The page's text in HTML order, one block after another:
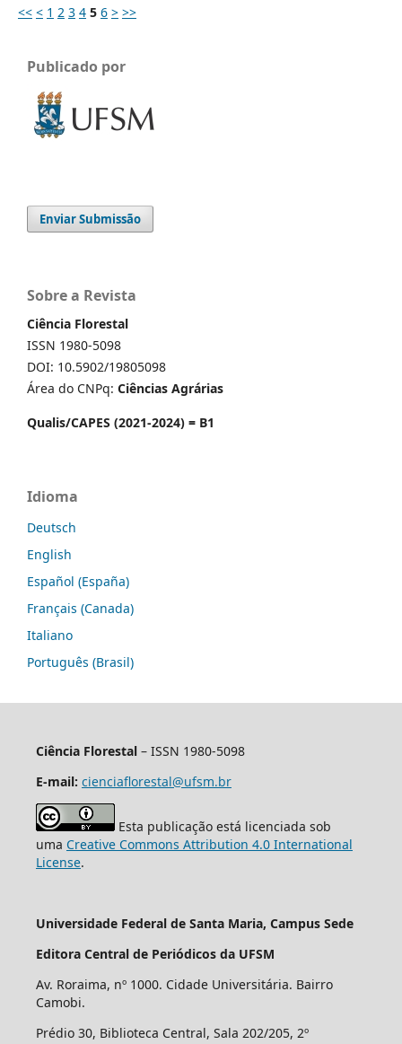
<< < 1 2 3 4 5 6 > >>
Publicado por
Enviar Submissão
Sobre a Revista
Ciência Florestal
ISSN 1980-5098
DOI: 10.5902/19805098
Área do CNPq: Ciências Agrárias
Qualis/CAPES (2021-2024) = B1
Idioma
Deutsch
English
Español (España)
Français (Canada)
Italiano
Português (Brasil)
Ciência Florestal– ISSN 1980-5098
E-mail: cienciaflorestal@ufsm.br
Esta publicação está licenciada sob
uma Creative Commons Attribution 4.0 International
License.
Universidade Federal de Santa Maria, Campus Sede
Editora Central de Periódicos da UFSM
Av. Roraima, nº 1000. Cidade Universitária. Bairro
Camobi.
Prédio 30, Biblioteca Central, Sala 202/205, 2º